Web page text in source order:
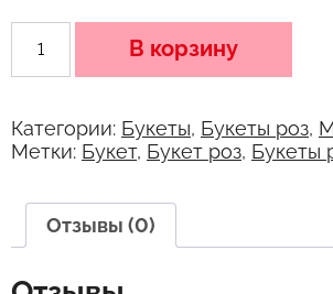
товара
Букет
В корзину
Категории: Букеты, Букеты роз,
Метки: Букет, Букет роз, Букеты
Отзывы (0)